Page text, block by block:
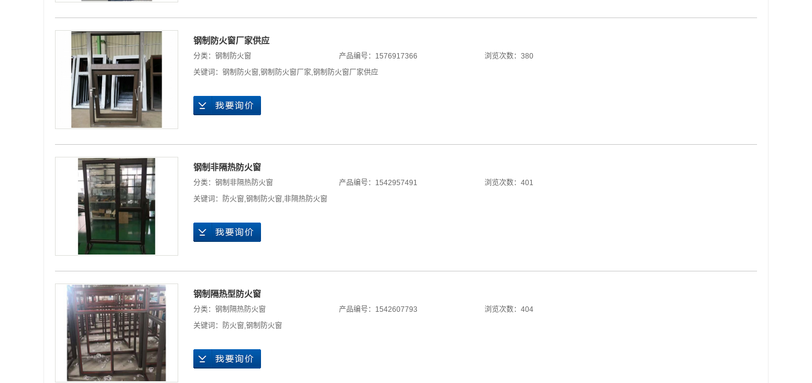
钢制防火窗厂家供应
分类： 钢制防火窗 产品编号：1576917366
浏览次数：380
关键词： 钢制防火窗,钢制防火窗厂家,钢制防火窗厂家供应
钢制非隔热防火窗
分类： 钢制非隔热防火窗 产品编号：1542957491
浏览次数：401
关键词：
防火窗,钢制防火窗,非隔热防火窗
钢制隔热型防火窗
分类： 钢制隔热防火窗 产品编号：1542607793
浏览次数：404
关键词：
防火窗,钢制防火窗